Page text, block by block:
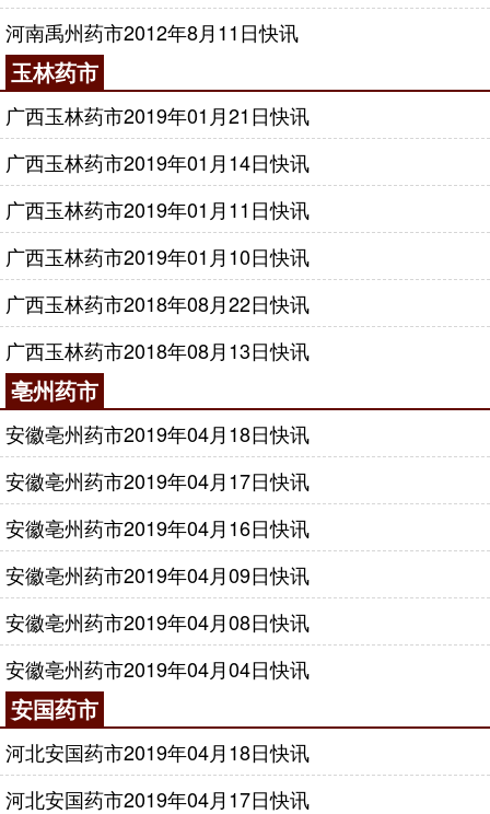
河南禹州药市2012年8月11日快讯
玉林药市
广西玉林药市2019年01月21日快讯
广西玉林药市2019年01月14日快讯
广西玉林药市2019年01月11日快讯
广西玉林药市2019年01月10日快讯
广西玉林药市2018年08月22日快讯
广西玉林药市2018年08月13日快讯
亳州药市
安徽亳州药市2019年04月18日快讯
安徽亳州药市2019年04月17日快讯
安徽亳州药市2019年04月16日快讯
安徽亳州药市2019年04月09日快讯
安徽亳州药市2019年04月08日快讯
安徽亳州药市2019年04月04日快讯
安国药市
河北安国药市2019年04月18日快讯
河北安国药市2019年04月17日快讯